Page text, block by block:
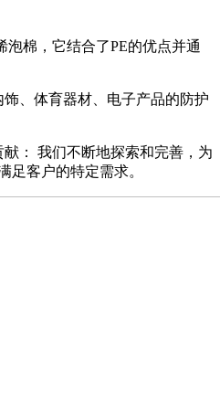
泡棉，它结合了PE的优点并通
、体育器材、电子产品的防护
： 我们不断地探索和完善，为
足客户的特定需求。